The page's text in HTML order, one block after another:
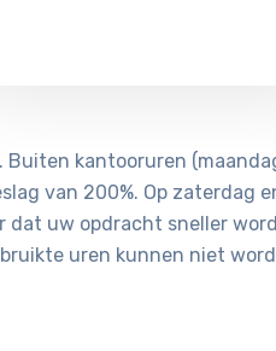
kantooruren
van 200%. Op
dat uw opdracht sneller
uren kunnen niet